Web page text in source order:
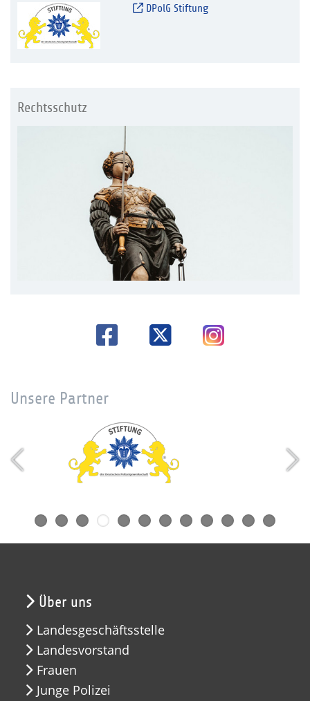
DPolG Stiftung
Rechtsschutz
Unsere Partner
Über uns
Landesgeschäftsstelle
Landesvorstand
Frauen
Junge Polizei